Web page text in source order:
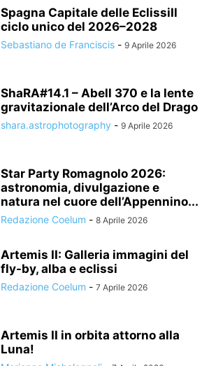
Spagna Capitale delle EclissiIl
ciclo unico del 2026–2028
Sebastiano de Franciscis - 9 Aprile 2026
ShaRA#14.1 – Abell 370 e la lente
gravitazionale dell’Arco del Drago
shara.astrophotography - 9 Aprile 2026
Star Party Romagnolo 2026:
astronomia, divulgazione e
natura nel cuore dell’Appennino...
Redazione Coelum - 8 Aprile 2026
Artemis II: Galleria immagini del
fly-by, alba e eclissi
Redazione Coelum - 7 Aprile 2026
Artemis II in orbita attorno alla
Luna!